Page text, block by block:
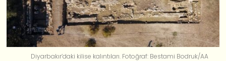
Diyarbakır’daki kilise kalıntıları. Fotoğraf: Bestami Bodruk/AA